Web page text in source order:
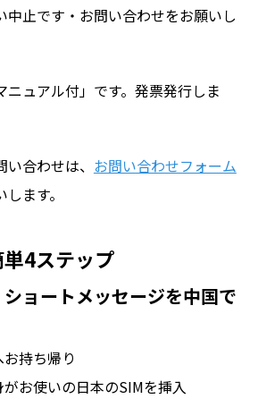
止です・お問い合わせをお願いし
ニュアル付」です。発票発行しま
合わせは、 お問い合わせフォーム
ます。
4ステップ
ショートメッセージを中国で
持ち帰り
お使いの日本のSIMを挿入